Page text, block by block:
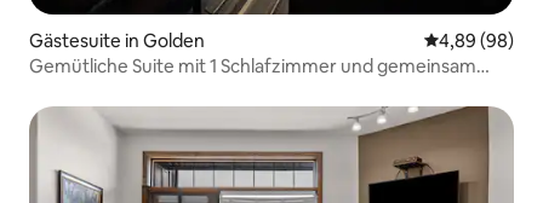
Gästesuite in Golden
4,89 (98)
Gemütliche Suite mit 1 Schlafzimmer und gemeinsam